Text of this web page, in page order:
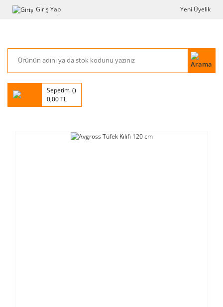
Giriş Yap Yeni Üyelik
Sepetim
0,00 TL